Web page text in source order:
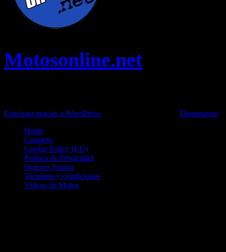
Motosonline.net
Funciona gracias a WordPress
Themeansar.
Home
Contacto
Cookie Policy (EU)
Política de Privacidad
Quienes Somos
Términos y condiciones
Vídeos de Motos